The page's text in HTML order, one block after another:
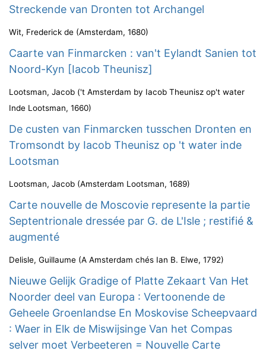
Streckende van Dronten tot Archangel
Wit, Frederick de (Amsterdam, 1680)
Caarte van Finmarcken : van't Eylandt Sanien tot
Noord-Kyn [Iacob Theunisz]
Lootsman, Jacob ('t Amsterdam by Iacob Theunisz op't water
Inde Lootsman, 1660)
De custen van Finmarcken tusschen Dronten en
Tromsondt by Iacob Theunisz op 't water inde
Lootsman
Lootsman, Jacob (Amsterdam Lootsman, 1689)
Carte nouvelle de Moscovie represente la partie
Septentrionale dressée par G. de L'Isle ; restifié &
augmenté
Delisle, Guillaume (A Amsterdam chés Ian B. Elwe, 1792)
Nieuwe Gelijk Gradige of Platte Zekaart Van Het
Noorder deel van Europa : Vertoonende de
Geheele Groenlandse En Moskovise Scheepvaard
: Waer in Elk de Miswijsinge Van het Compas
selver moet Verbeeteren = Nouvelle Carte